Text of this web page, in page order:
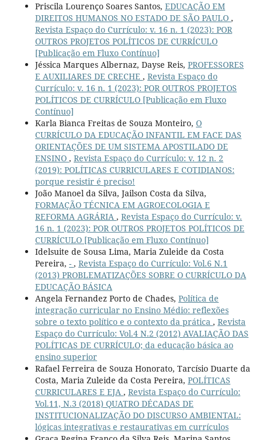
Priscila Lourenço Soares Santos, EDUCAÇÃO EM
DIREITOS HUMANOS NO ESTADO DE SÃO PAULO ,
Revista Espaço do Currículo: v. 16 n. 1 (2023): POR
OUTROS PROJETOS POLÍTICOS DE CURRÍCULO
[Publicação em Fluxo Contínuo]
Jéssica Marques Albernaz, Dayse Reis, PROFESSORES
E AUXILIARES DE CRECHE , Revista Espaço do
Currículo: v. 16 n. 1 (2023): POR OUTROS PROJETOS
POLÍTICOS DE CURRÍCULO [Publicação em Fluxo
Contínuo]
Karla Bianca Freitas de Souza Monteiro, O
CURRÍCULO DA EDUCAÇÃO INFANTIL EM FACE DAS
ORIENTAÇÕES DE UM SISTEMA APOSTILADO DE
ENSINO , Revista Espaço do Currículo: v. 12 n. 2
(2019): POLÍTICAS CURRICULARES E COTIDIANOS:
porque resistir é preciso!
João Manoel da Silva, Jailson Costa da Silva,
FORMAÇÃO TÉCNICA EM AGROECOLOGIA E
REFORMA AGRÁRIA , Revista Espaço do Currículo: v.
16 n. 1 (2023): POR OUTROS PROJETOS POLÍTICOS DE
CURRÍCULO [Publicação em Fluxo Contínuo]
Idelsuite de Sousa Lima, Maria Zuleide da Costa
Pereira, - , Revista Espaço do Currículo: Vol.6 N.1
(2013) PROBLEMATIZAÇÕES SOBRE O CURRÍCULO DA
EDUCAÇÃO BÁSICA
Angela Fernandez Porto de Chades, Política de
integração curricular no Ensino Médio: reflexões
sobre o texto político e o contexto da prática , Revista
Espaço do Currículo: Vol.4 N.2 (2012) AVALIAÇÃO DAS
POLÍTICAS DE CURRÍCULO; da educação básica ao
ensino superior
Rafael Ferreira de Souza Honorato, Tarcísio Duarte da
Costa, Maria Zuleide da Costa Pereira, POLÍTICAS
CURRICULARES E EJA , Revista Espaço do Currículo:
Vol.11, N.3 (2018) QUATRO DÉCADAS DE
INSTITUCIONALIZAÇÃO DO DISCURSO AMBIENTAL:
lógicas integrativas e restaurativas em currículos